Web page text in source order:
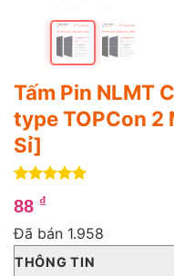
Tấm Pin NLMT
type TOPCon 2
Sỉ]
trên 5
dựa trên
88 ₫
Đã bán 1.958
THÔNG TIN